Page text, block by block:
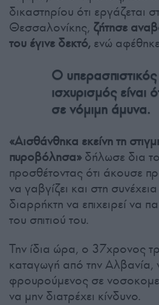
δικαστηρίου ότι εργάζεται
Θεσσαλονίκης, ζήτησε
του έγινε δεκτό, ενώ
Ο
ισχυρισμός είναι
σε νόμιμη άμυνα.
«Αισθάνθηκα εκείνη τη
πυροβόλησα» δήλωσε δια
προσθέτοντας ότι άκουσε
να γαβγίζει και στη
διαρρήκτη να επιχειρεί να
του σπιτιού του.
Την ίδια ώρα, ο 37χρονος
καταγωγή από την Αλβανία,
φρουρούμενος σε
να μην διατρέχει κίνδυνο.